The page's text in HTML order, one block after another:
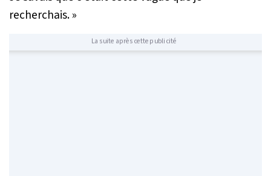
recherchais. »
La suite après cette publicité